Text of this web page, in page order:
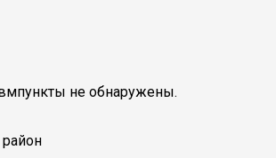
не обнаружены.